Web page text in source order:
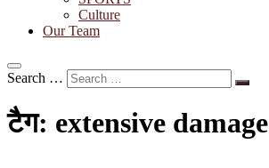
Culture
Our Team
Search …
टैग: extensive damage